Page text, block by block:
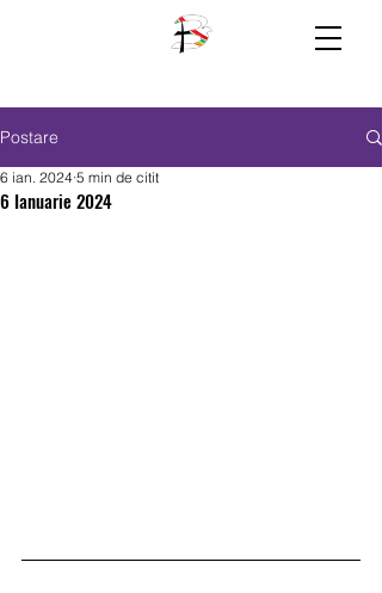
Postare
6 Ianuarie 2024
6 ian. 2024 5 min de citit